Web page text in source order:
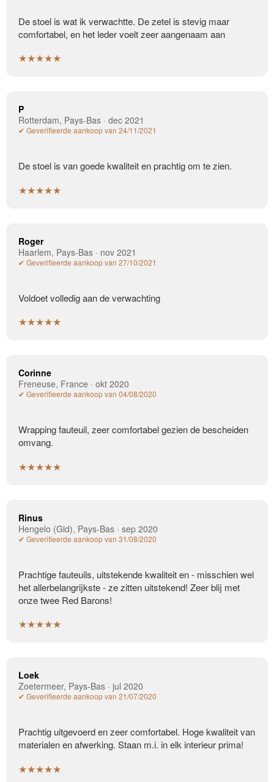
De stoel is wat ik verwachtte. De zetel is stevig maar
comfortabel, en het leder voelt zeer aangenaam aan
★★★★★
P
Rotterdam, Pays-Bas · dec 2021
✔ Geverifieerde aankoop van 24/11/2021
De stoel is van goede kwaliteit en prachtig om te zien.
★★★★★
Roger
Haarlem, Pays-Bas · nov 2021
✔ Geverifieerde aankoop van 27/10/2021
Voldoet volledig aan de verwachting
★★★★★
Corinne
Freneuse, France · okt 2020
✔ Geverifieerde aankoop van 04/08/2020
Wrapping fauteuil, zeer comfortabel gezien de bescheiden
omvang.
★★★★★
Rinus
Hengelo (Gld), Pays-Bas · sep 2020
✔ Geverifieerde aankoop van 31/08/2020
Prachtige fauteuils, uitstekende kwaliteit en - misschien wel
het allerbelangrijkste - ze zitten uitstekend! Zeer blij met
onze twee Red Barons!
★★★★★
Loek
Zoetermeer, Pays-Bas · jul 2020
✔ Geverifieerde aankoop van 21/07/2020
Prachtig uitgevoerd en zeer comfortabel. Hoge kwaliteit van
materialen en afwerking. Staan m.i. in elk interieur prima!
★★★★★